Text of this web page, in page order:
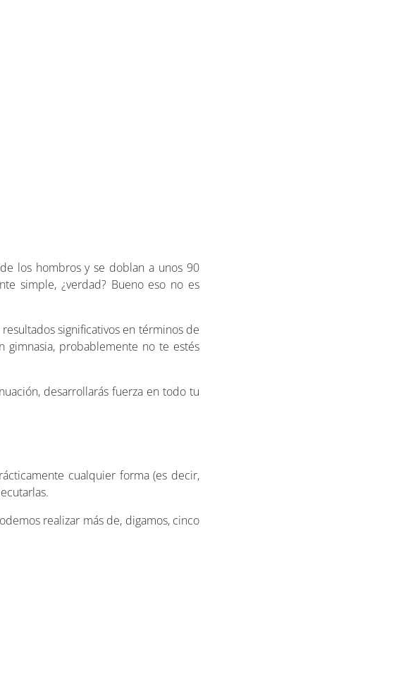
los hombros y se doblan a unos 90
simple, ¿verdad? Bueno eso no es
significativos en términos de
gimnasia, probablemente no te estés
desarrollarás fuerza en todo tu
cualquier forma (es decir,
realizar más de, digamos, cinco